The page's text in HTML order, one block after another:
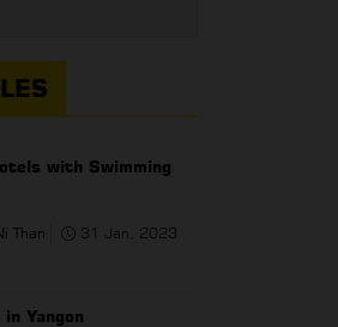
with Swimming
Than 31 Jan, 2023
Yangon